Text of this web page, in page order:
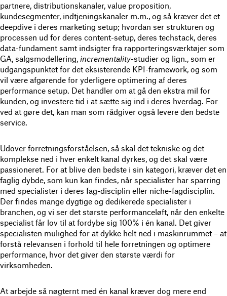
partnere, distributionskanaler, value proposition,
kundesegmenter, indtjeningskanaler m.m., og så kræver det et
deepdive i deres marketing setup; hvordan ser strukturen og
processen ud for deres content-setup, deres techstack, deres
data-fundament samt indsigter fra rapporteringsværktøjer som
GA, salgsmodellering, incrementality-studier og lign., som er
udgangspunktet for det eksisterende KPI-framework, og som
vil være afgørende for yderligere optimering af deres
performance setup. Det handler om at gå den ekstra mil for
kunden, og investere tid i at sætte sig ind i deres hverdag. For
ved at gøre det, kan man som rådgiver også levere den bedste
service.
Udover forretningsforståelsen, så skal det tekniske og det
komplekse ned i hver enkelt kanal dyrkes, og det skal være
passioneret. For at blive den bedste i sin kategori, kræver det en
faglig dybde, som kun kan findes, når specialister har sparring
med specialister i deres fag-disciplin eller niche-fagdisciplin.
Der findes mange dygtige og dedikerede specialister i
branchen, og vi ser det største performanceløft, når den enkelte
specialist får lov til at fordybe sig 100% i én kanal. Det giver
specialisten mulighed for at dykke helt ned i maskinrummet – at
forstå relevansen i forhold til hele forretningen og optimere
performance, hvor det giver den største værdi for
virksomheden.
At arbejde så nøgternt med én kanal kræver dog mere end